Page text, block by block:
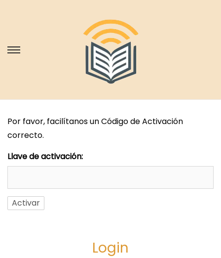
S
a
l
t
r
a
a
S
a
l
t
r
c
i
Por favor, facilítanos un Código de Activación
correcto.
Llave de activación:
Login